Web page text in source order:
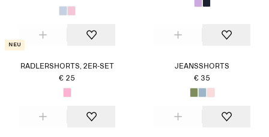
Neu
RADLERSHORTS, 2ER-SET
€ 25
JEANSSHORTS
€ 35